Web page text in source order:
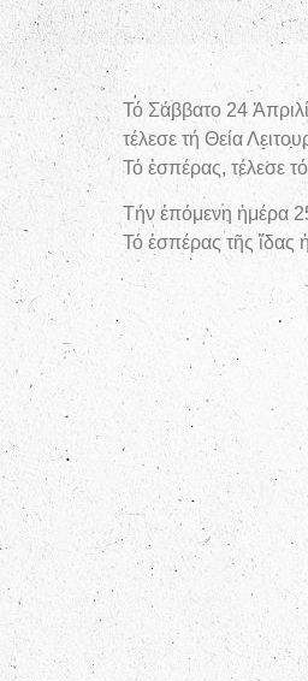
Τό Σάββατο 24
τέλεσε τή Θεία
Τό ἑσπέρας, τέλεσε
Τήν ἑπόμενη ἡμέρα
Τό ἑσπέρας τῆς ἴδας